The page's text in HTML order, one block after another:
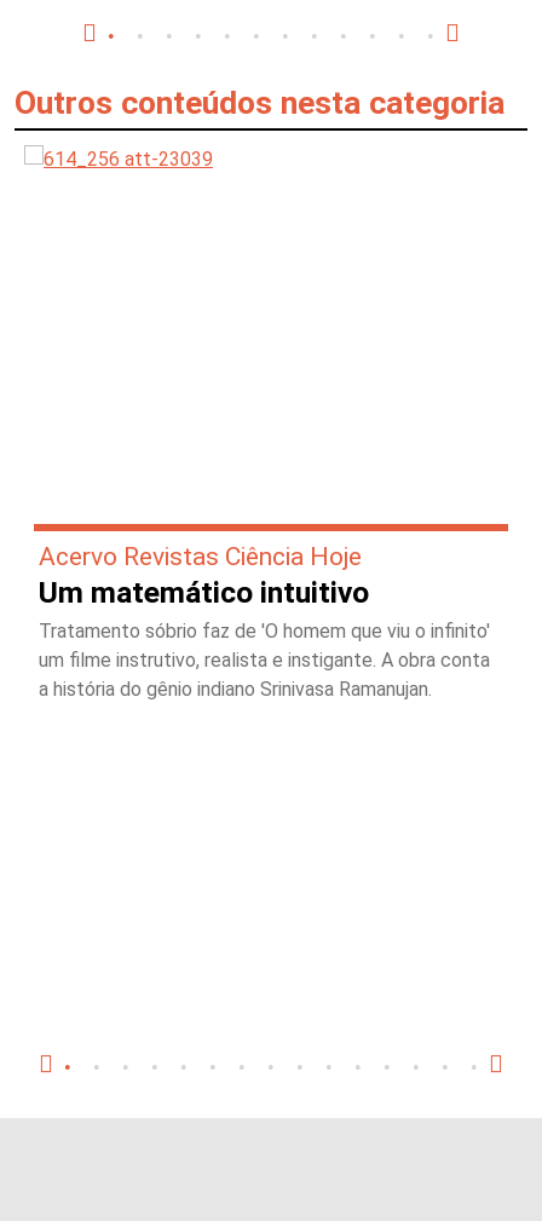
Outros conteúdos nesta categoria
Acervo Revistas Ciência Hoje
Um matemático intuitivo
Tratamento sóbrio faz de 'O homem que viu o infinito'
um filme instrutivo, realista e instigante. A obra conta
a história do gênio indiano Srinivasa Ramanujan.